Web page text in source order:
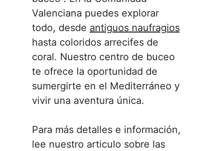
Valenciana puedes explorar
todo, desde antiguos naufragios
hasta coloridos arrecifes de
coral. Nuestro centro de buceo
te ofrece la oportunidad de
sumergirte en el Mediterráneo y
vivir una aventura única.
Para más detalles e información,
lee nuestro articulo sobre las